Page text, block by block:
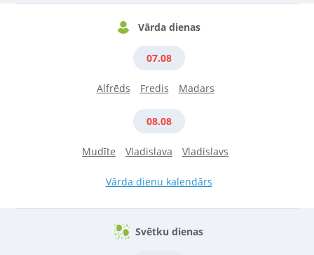
Vārda dienas
07.08
Alfrēds Fredis Madars
08.08
Mudīte Vladislava Vladislavs
Vārda dienu kalendārs
Svētku dienas